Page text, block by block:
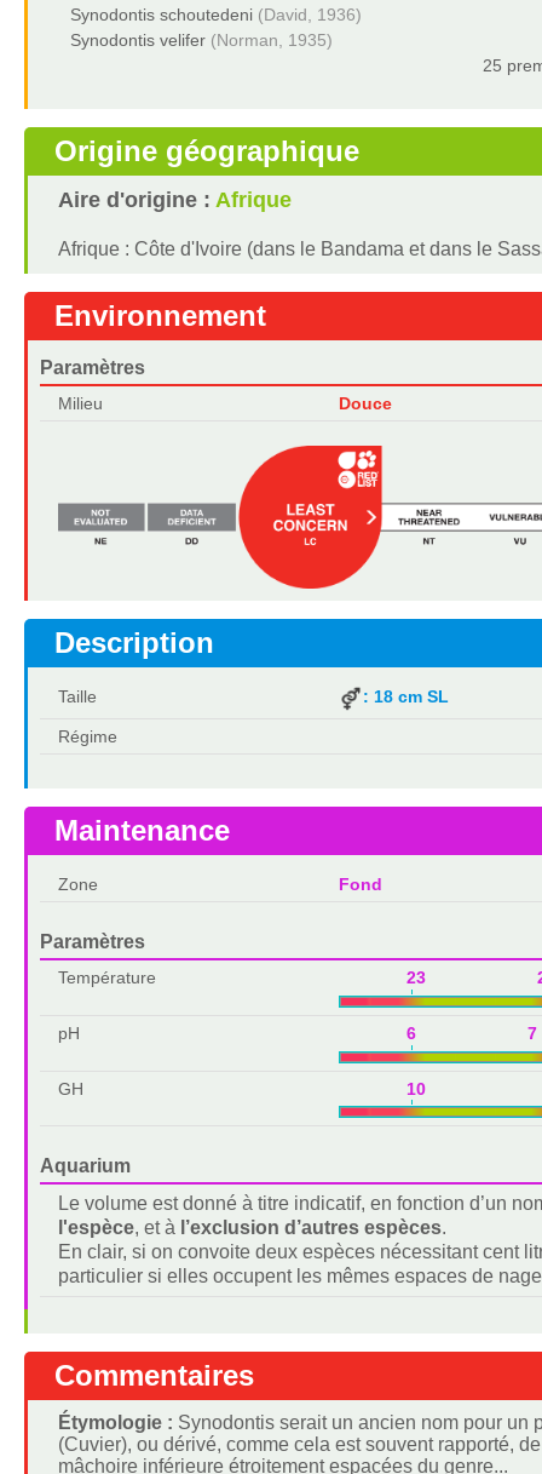
Synodontis schoutedeni (David, 1936)
Synodontis velifer (Norman, 1935)
25
Origine géographique
Aire d'origine : Afrique
Afrique : Côte d'Ivoire (dans le Bandama et dans le
Environnement
Paramètres
Milieu Douce
Description
Taille : 18 cm SL
Régime
Maintenance
Zone Fond
Paramètres
Température 23
pH 6 7
GH 10
Aquarium
Le volume est donné à titre indicatif, en fonction d’un
l'espèce, et à l’exclusion d’autres espèces.
En clair, si on convoite deux espèces nécessitant cent
particulier si elles occupent les mêmes espaces de
Commentaires
Étymologie : Synodontis serait un ancien nom pour un
(Cuvier), ou dérivé, comme cela est souvent rapporté,
mâchoire inférieure étroitement espacées du genre...